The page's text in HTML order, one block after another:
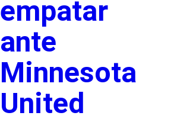
empatar
ante
Minnesota
United